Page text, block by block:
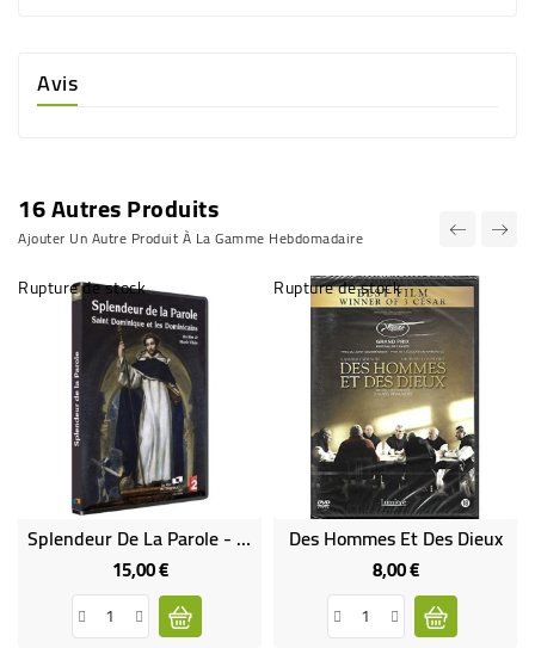
Avis
16 Autres Produits
Ajouter Un Autre Produit À La Gamme Hebdomadaire
Rupture de stock
Splendeur De La Parole - Saint Dominique Et Les Dominicains
15,00 €Prix
Rupture de stock
Des Hommes Et Des Dieux
8,00 €Prix